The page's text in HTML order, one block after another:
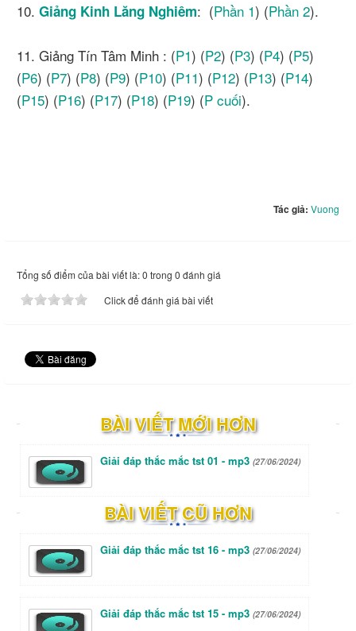
10. Giảng Kinh Lăng Nghiêm: (Phần 1) (Phần 2).
11. Giảng Tín Tâm Minh : (P1) (P2) (P3) (P4) (P5)
(P6) (P7) (P8) (P9) (P10) (P11) (P12) (P13) (P14)
(P15) (P16) (P17) (P18) (P19) (P cuối).
Tác giả: Vuong
Tổng số điểm của bài viết là: 0 trong 0 đánh giá
Click để đánh giá bài viết
BÀI VIẾT MỚI HƠN
Giải đáp thắc mắc tst 01 - mp3 (27/06/2024)
BÀI VIẾT CŨ HƠN
Giải đáp thắc mắc tst 16 - mp3 (27/06/2024)
Giải đáp thắc mắc tst 15 - mp3 (27/06/2024)